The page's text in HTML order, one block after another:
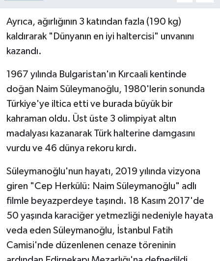
Ayrıca, ağırlığının 3 katından fazla (190 kg)
kaldırarak "Dünyanın en iyi haltercisi" unvanını
kazandı.
1967 yılında Bulgaristan'ın Kırcaali kentinde
doğan Naim Süleymanoğlu, 1980'lerin sonunda
Türkiye'ye iltica etti ve burada büyük bir
kahraman oldu. Üst üste 3 olimpiyat altın
madalyası kazanarak Türk halterine damgasını
vurdu ve 46 dünya rekoru kırdı.
Süleymanoğlu'nun hayatı, 2019 yılında vizyona
giren "Cep Herkülü: Naim Süleymanoğlu" adlı
filmle beyazperdeye taşındı. 18 Kasım 2017'de
50 yaşında karaciğer yetmezliği nedeniyle hayata
veda eden Süleymanoğlu, İstanbul Fatih
Camisi'nde düzenlenen cenaze töreninin